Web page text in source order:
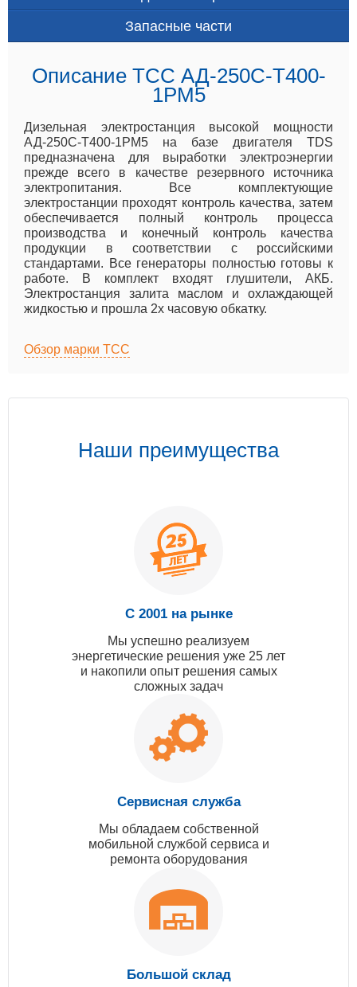
Запасные части
Описание ТСС АД-250С-Т400-
1РМ5
Дизельная электростанция высокой мощности
АД-250С-Т400-1РМ5 на базе двигателя TDS
предназначена для выработки электроэнергии
прежде всего в качестве резервного источника
электропитания. Все комплектующие
электростанции проходят контроль качества, затем
обеспечивается полный контроль процесса
производства и конечный контроль качества
продукции в соответствии с российскими
стандартами. Все генераторы полностью готовы к
работе. В комплект входят глушители, АКБ.
Электростанция залита маслом и охлаждающей
жидкостью и прошла 2х часовую обкатку.
Обзор марки ТСС
Наши преимущества
С 2001 на рынке
Мы успешно реализуем
энергетические решения уже 25 лет
и накопили опыт решения самых
сложных задач
Сервисная служба
Мы обладаем собственной
мобильной службой сервиса и
ремонта оборудования
Большой склад